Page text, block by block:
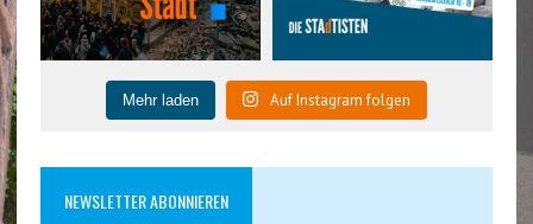
Mehr laden Auf Instagram folgen
NEWSLETTER ABONNIEREN